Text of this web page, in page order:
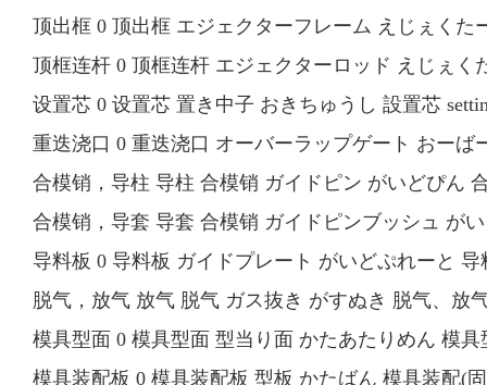
顶出框 0 顶出框 エジェクターフレーム えじぇく
顶框连杆 0 顶框连杆 エジェクターロッド えじぇ
设置芯 0 设置芯 置き中子 おきちゅうし 設置芯
重迭浇口 0 重迭浇口 オーバーラップゲート おー
合模销，导柱 导柱 合模销 ガイドピン がいどぴん
合模销，导套 导套 合模销 ガイドピンブッシュ
导料板 0 导料板 ガイドプレート がいどぷれーと
脱气，放气 放气 脱气 ガス抜き がすぬき 脱气、放气
模具型面 0 模具型面 型当り面 かたあたりめん 模
模具装配板 0 模具装配板 型板 かたばん 模具装配(